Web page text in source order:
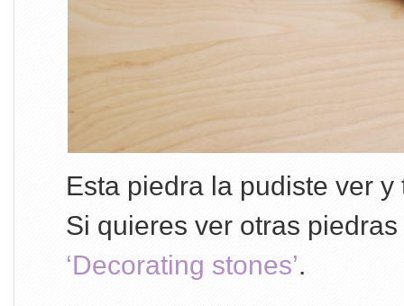
Esta piedra la pudiste ver
Si quieres ver otras
‘Decorating stones’.